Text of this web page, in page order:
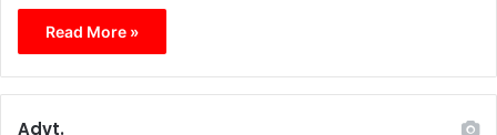
Read More »
Advt.